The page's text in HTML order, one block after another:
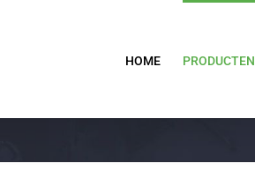
HOME PRODUCTEN